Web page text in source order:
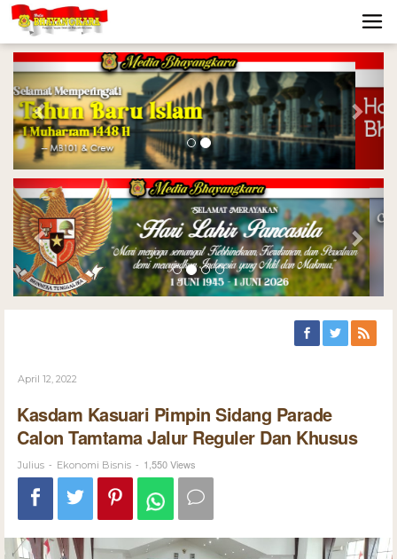
Previous Next
Previous Next
April 12, 2022
Kasdam Kasuari Pimpin Sidang Parade
Calon Tamtama Jalur Reguler Dan Khusus
Julius - Ekonomi Bisnis - 1,550 Views